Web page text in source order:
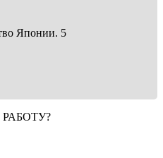
Японии. 5